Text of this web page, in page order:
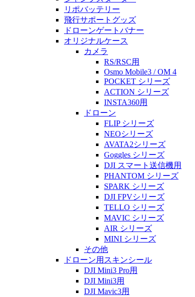
リポバッテリー
飛行サポートグッズ
ドローンゲートバナー
オリジナルケース
カメラ
RS/RSC用
Osmo Mobile3 / OM 4
POCKET シリーズ
ACTION シリーズ
INSTA360用
ドローン
FLIP シリーズ
NEOシリーズ
AVATA2シリーズ
Goggles シリーズ
DJI スマート送信機用
PHANTOM シリーズ
SPARK シリーズ
DJI FPVシリーズ
TELLO シリーズ
MAVIC シリーズ
AIR シリーズ
MINI シリーズ
その他
ドローン用スキンシール
DJI Mini3 Pro用
DJI Mini3用
DJI Mavic3用